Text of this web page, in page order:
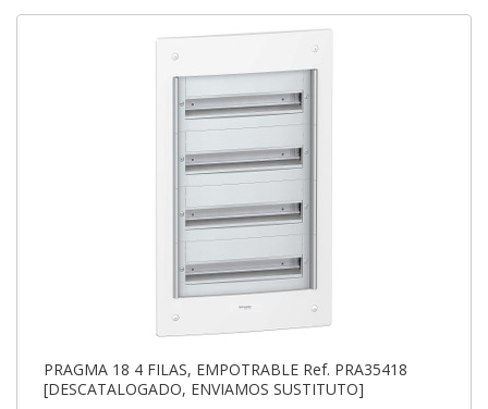
PRAGMA 18 4 FILAS, EMPOTRABLE Ref. PRA35418
[DESCATALOGADO, ENVIAMOS SUSTITUTO]